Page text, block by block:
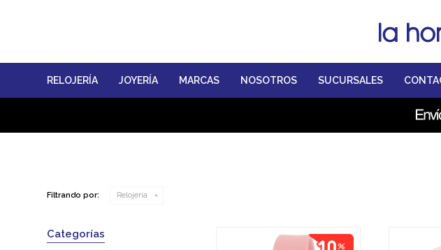
RELOJERÍA JOYERÍA MARCAS NOSOTROS SUCURSALES
Filtrando por: Relojería
Categorías